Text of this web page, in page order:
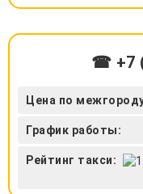
☎ +7
Цена по
График работы:
Рейтинг такси: